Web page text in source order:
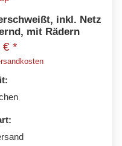
inkl. Netz
mit Rädern
€ *